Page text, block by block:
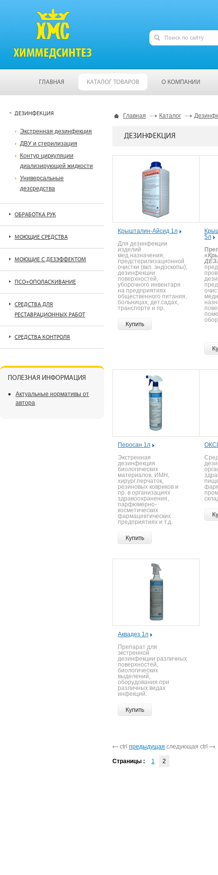
ГЛАВНАЯ КАТАЛОГ ТОВАРОВ О КОМПАНИИ
Главная Каталог
ДЕЗИНФЕКЦИЯ
Крышталин-Айсид 1л
Для дезинфекции
изделий
мед.назначения,
предстерилизационной
очистки (вкл. эндоскопы),
дезинфекции
поверхностей,
уборочного инвентаря
на предприятиях
общественного питания,
больницах, дет.садах,
транспорте и пр.
Купить
5л
Перосан 1л
Экстренная
дезинфекция
биологических
материалов, ИМН,
хирург.перчаток,
резиновых ковриков и
пр. в организациях
здравоохранения,
парфюмерно-
косметических
фармацевтических
предприятиях и т.д.
Купить
Аквадез 1л
Препарат для
экстренной
дезинфекции различных
поверхностей,
биологических
выделений,
оборудования при
различных видах
инфекций.
Купить
ctrl предыдущая следующая ctrl
Страницы : 1 2
ДЕЗИНФЕКЦИЯ
Экстренная дезинфекция
ДВУ и стерилизация
Контур циркуляции
диализирующей жидкости
Универсальные
дезсредства
ОБРАБОТКА РУК
МОЮЩИЕ СРЕДСТВА
МОЮЩИЕ С ДЕЗЭФФЕКТОМ
ПСО+ОПОЛАСКИВАНИЕ
СРЕДСТВА ДЛЯ
РЕСТАВРАЦИОННЫХ РАБОТ
СРЕДСТВА КОНТРОЛЯ
ПОЛЕЗНАЯ ИНФОРМАЦИЯ
Актуальные нормативы от
автора